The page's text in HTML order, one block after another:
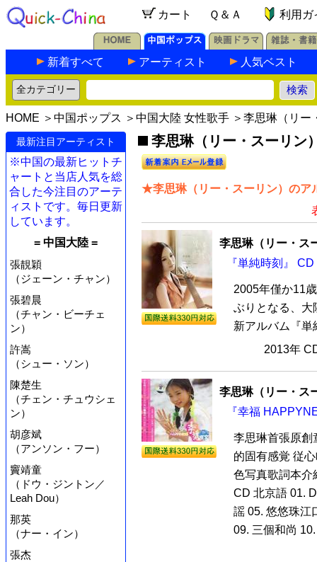
カート Ｑ＆Ａ 利用ガ
新着すべて アーティスト 人気ベスト
HOME ＞ 中国ポップス ＞ 中国大陸 女性歌手 ＞李思琳（リー
最新注目アーティスト
※中国の最新ヒットチ
ャートと当店人気を総
合した今注目のアーテ
ィストです。毎日更新
しています。
= 中国大陸 =
張靚穎
（ジェーン・チャン）
張碧晨
（チャン・ビーチェ
ン）
許嵩
（シュー・ソン）
陳楚生
（チェン・チュウシェ
ン）
胡彦斌
（アンソン・フー）
竇靖童
（ドウ・ジントン／
Leah Dou）
那英
（ナー・イン）
張杰
李思琳（リー・スーリン
★李思琳（リー・スーリン）のア
李思琳（リー・ス
『単純時刻』
2005年僅か11
ぶりとなる、大
新アルバム『単
2013年
李思琳（リー・ス
『幸福
李思琳首張原創
的固有感覚 従
色写真歌詞本介
CD 北京語 01.
謡 05. 悠悠珠江
09. 三個和尚